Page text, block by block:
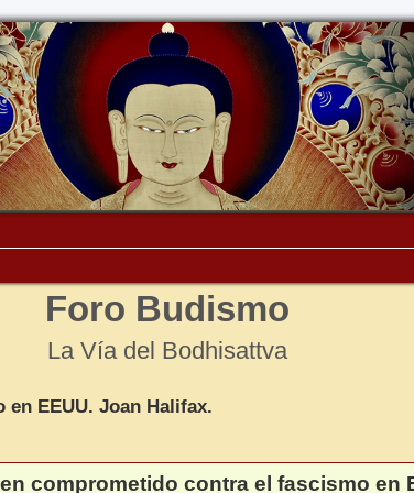
Foro Budismo
La Vía del Bodhisattva
EEUU. Joan Halifax.
comprometido contra el fascismo en